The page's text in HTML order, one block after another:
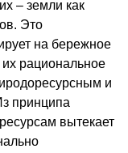
– земли как
Это
на бережное
рациональное
и
принципа
вытекает